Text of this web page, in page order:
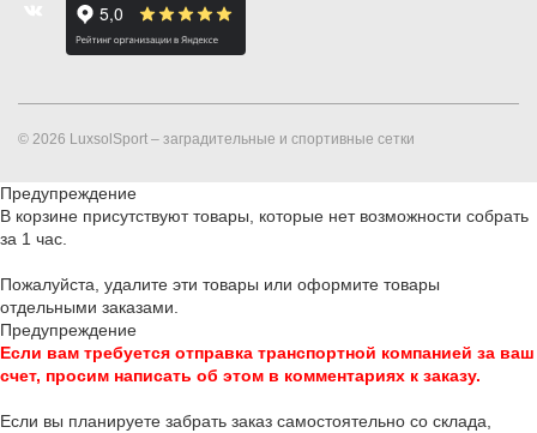
© 2026 LuxsolSport – заградительные и спортивные сетки
Предупреждение
В корзине присутствуют товары, которые нет возможности собрать
за 1 час.
Пожалуйста, удалите эти товары или оформите товары
отдельными заказами.
Предупреждение
Если вам требуется отправка транспортной компанией за ваш
счет, просим написать об этом в комментариях к заказу.
Если вы планируете забрать заказ самостоятельно со склада,